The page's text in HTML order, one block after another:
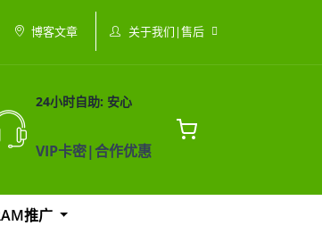
博客文章 关于我们|售后
24小时自助: 安心
VIP卡密|合作优惠
推广